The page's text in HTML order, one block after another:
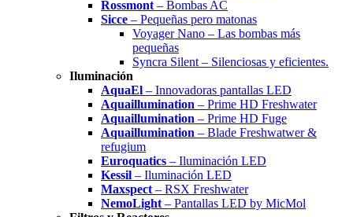
Rossmont – Bombas AC
Sicce – Pequeñas pero matonas
Voyager Nano – Las bombas más
pequeñas
Syncra Silent – Silenciosas y eficientes.
Iluminación
AquaEl – Innovadoras pantallas LED
Aquaillumination – Prime HD Freshwater
Aquaillumination – Prime HD Fuge
Aquaillumination – Blade Freshwatwer &
refugium
Euroquatics – Iluminación LED
Kessil – Iluminación LED
Maxspect – RSX Freshwater
NemoLight – Pantallas LED by MicMol